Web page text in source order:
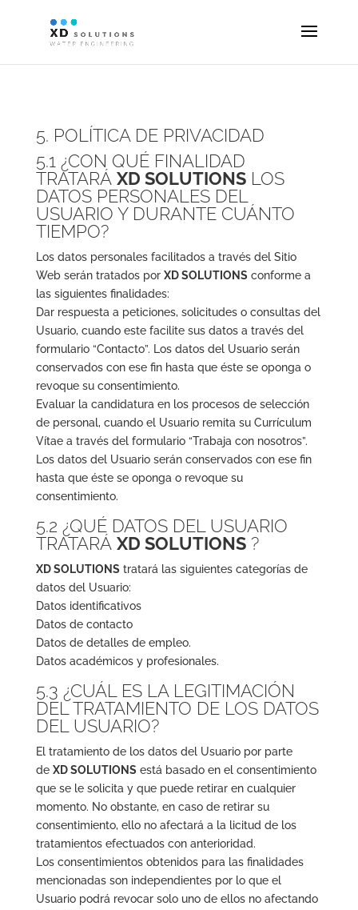
5. POLÍTICA DE PRIVACIDAD
5.1 ¿CON QUÉ FINALIDAD
TRATARÁ XD SOLUTIONSLOS
DATOS PERSONALES DEL
USUARIO Y DURANTE CUÁNTO
TIEMPO?
Los datos personales facilitados a través del Sitio
Web serán tratados por XD SOLUTIONSconforme a
las siguientes finalidades:
Dar respuesta a peticiones, solicitudes o consultas del
Usuario, cuando este facilite sus datos a través del
formulario “Contacto”. Los datos del Usuario serán
conservados con ese fin hasta que éste se oponga o
revoque su consentimiento.
Evaluar la candidatura en los procesos de selección
de personal, cuando el Usuario remita su Currículum
Vítae a través del formulario “Trabaja con nosotros”.
Los datos del Usuario serán conservados con ese fin
hasta que éste se oponga o revoque su
consentimiento.
5.2 ¿QUÉ DATOS DEL USUARIO
TRATARÁ XD SOLUTIONS?
XD SOLUTIONStratará las siguientes categorías de
datos del Usuario:
Datos identificativos
Datos de contacto
Datos de detalles de empleo.
Datos académicos y profesionales.
5.3 ¿CUÁL ES LA LEGITIMACIÓN
DEL TRATAMIENTO DE LOS DATOS
DEL USUARIO?
El tratamiento de los datos del Usuario por parte
de XD SOLUTIONSestá basado en el consentimiento
que se le solicita y que puede retirar en cualquier
momento. No obstante, en caso de retirar su
consentimiento, ello no afectará a la licitud de los
tratamientos efectuados con anterioridad.
Los consentimientos obtenidos para las finalidades
mencionadas son independientes por lo que el
Usuario podrá revocar solo uno de ellos no afectando